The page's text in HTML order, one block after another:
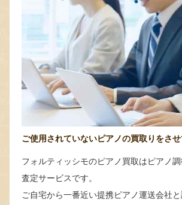
ご使用されていないピアノの買取りをさせ
フォルティッシモのピアノ買取はピアノ
査定サービスです。
ご自宅から一番近い提携ピアノ運送会社